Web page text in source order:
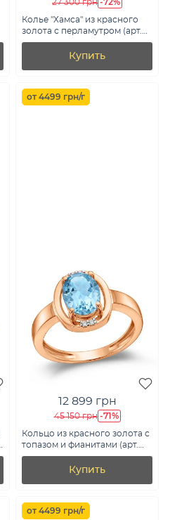
27 300 грн
Колье "Хамса" из красного
золота с перламутром (арт.
352184п)
Купить
от 4499 грн/г
12 899 грн
45 150 грн -71%
Кольцо из красного золота с
топазом и фианитами (арт.
141088Пг)
Купить
от 4499 грн/г